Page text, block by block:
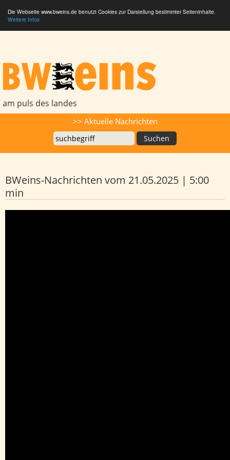
Die Webseite www.bweins.de benutzt Cookies zur Darstellung bestimmter Seiteninhalte.
Weitere Infos
am puls des landes
>> Aktuelle Nachrichten
BWeins-Nachrichten vom 21.05.2025 | 5:00
min